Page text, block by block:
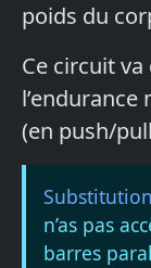
poids du
Ce circuit
(en push/
n’as pas
barres